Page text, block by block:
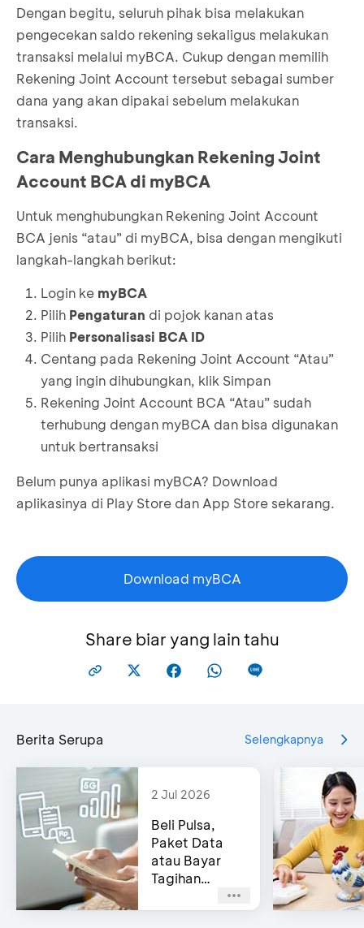
Dengan begitu, seluruh pihak bisa melakukan
pengecekan saldo rekening sekaligus melakukan
transaksi melalui myBCA. Cukup dengan memilih
Rekening Joint Account tersebut sebagai sumber
dana yang akan dipakai sebelum melakukan
transaksi.
Cara Menghubungkan Rekening Joint
Account BCA di myBCA
Untuk menghubungkan Rekening Joint Account
BCA jenis “atau” di myBCA, bisa dengan mengikuti
langkah-langkah berikut:
Login ke myBCA
Pilih Pengaturan di pojok kanan atas
Pilih Personalisasi BCA ID
Centang pada Rekening Joint Account “Atau”
yang ingin dihubungkan, klik Simpan
Rekening Joint Account BCA “Atau” sudah
terhubung dengan myBCA dan bisa digunakan
untuk bertransaksi
Belum punya aplikasi myBCA? Download
aplikasinya di Play Store dan App Store sekarang.
Download myBCA
Share biar yang lain tahu
Berita Serupa Selengkapnya
2 Jul 2026
Beli Pulsa,
Paket Data
atau Bayar
Tagihan
Pascabayar?
Bisa di e-